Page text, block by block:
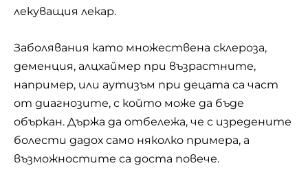
лекуващия лекар.
Заболявания като множествена склероза,
деменция, алцхаймер при възрастните,
например, или аутизъм при децата са част
от диагнозите, с който може да бъде
объркан. Държа да отбележа, че с изредените
болести дадох само няколко примера, а
възможностите са доста повече.